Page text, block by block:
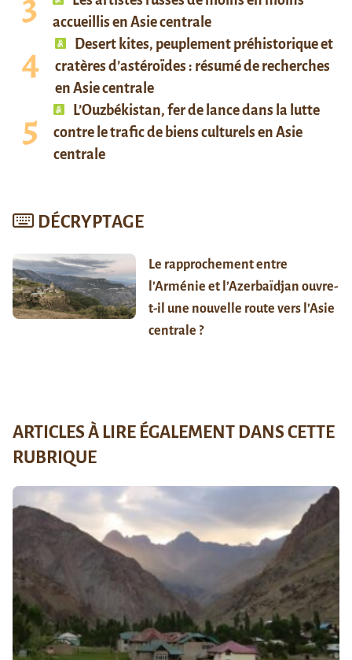
accueillis en Asie centrale
Desert kites, peuplement préhistorique et
cratères d’astéroïdes : résumé de recherches
en Asie centrale
L’Ouzbékistan, fer de lance dans la lutte
contre le trafic de biens culturels en Asie
centrale
DÉCRYPTAGE
Le rapprochement entre
l’Arménie et l’Azerbaïdjan ouvre-
t-il une nouvelle route vers l’Asie
centrale ?
ARTICLES À LIRE ÉGALEMENT DANS CETTE
RUBRIQUE